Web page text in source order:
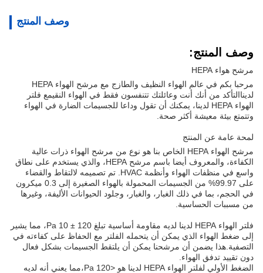
وصف المنتج
وصف المنتج:
مرشح هواء HEPA
مرحبا بكم في عالم الهواء النظيف والطازج مع مرشح الهواء HEPA
لديناالتأكد من أنك أنت وعائلتك تتنفسون فقط في الهواء النقيمع فلتر
الهواء HEPA لدينا، يمكنك أن تقول وداعا للجسيمات الضارة في الهواء
وتتمتع بيئة معيشة أكثر صحة.
لمحة عامة عن المنتج
مرشح الهواء HEPA الخاص بنا هو نوع من مرشح الهواء ذرات عالية
الكفاءة، والمعروف أيضا باسم مرشح HEPA، والذي يستخدم على نطاق
واسع في منظفات الهواء وأنظمة HVAC. تم تصميمه لالتقاط والقضاء
على 99.97% من الجسيمات المحمولة بالهواء الصغيرة إلى 0.3 ميكرون
في الحجم، بما في ذلك الغبار، والغبار، وجلود الحيوانات الأليفة، وغيرها
من مسببات الحساسية.
فلتر الهواء HEPA لدينا لديه مقاومة أساسية تبلغ 120 ± 10 Pa، مما يشير
إلى ضغط الهواء الذي يمكن أن يتحمله الفلتر مع الحفاظ على كفاءته في
التصفية.هذا يضمن أن مرشحنا يمكن أن يلتقط الجسيمات بشكل فعال
دون تقييد تدفق الهواء.
الضغط الأولي لفلتر الهواء HEPA لدينا هو <120 Pa،مما يعني أنه لديه